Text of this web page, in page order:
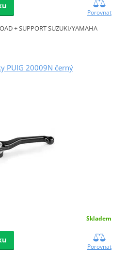
Porovnat
+ SUPPORT SUZUKI/YAMAHA
PUIG 20009N černý
Skladem
Porovnat